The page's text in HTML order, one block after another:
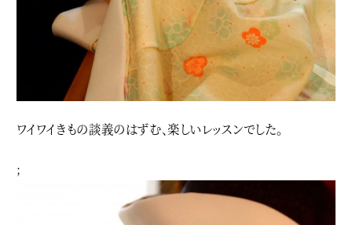
ワイワイきもの談義のはずむ、楽しいレッスンでした。
;